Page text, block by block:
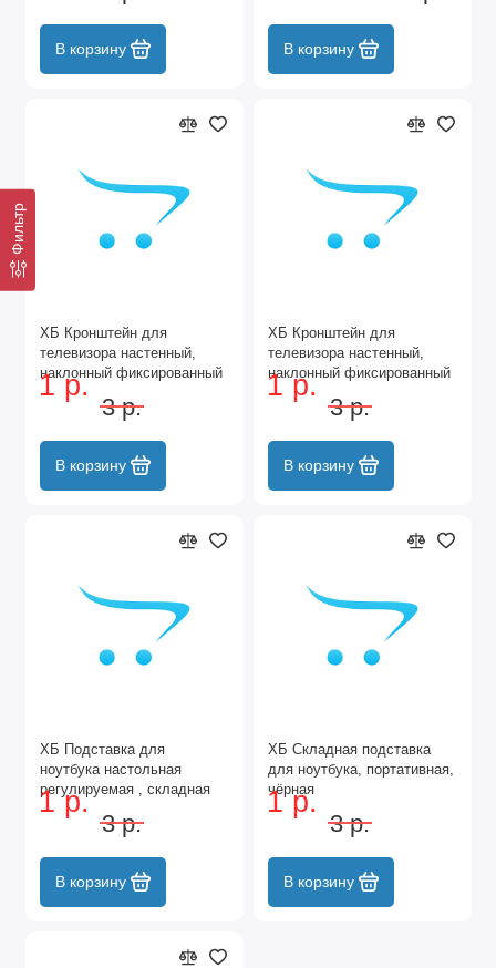
Фильтр
В корзину В корзину
ХБ Кронштейн для
телевизора настенный,
наклонный фиксированный
для LCD и LED-
телевизоров 32"-65"
1 р.
3 р.
В корзину
ХБ Кронштейн для
телевизора настенный,
наклонный фиксированный
для LCD и LED-
телевизоров 55"-75"
1 р.
3 р.
В корзину
ХБ Подставка для
ноутбука настольная
регулируемая , складная
1 р.
3 р.
В корзину
ХБ Складная подставка
для ноутбука, портативная,
чёрная
1 р.
3 р.
В корзину